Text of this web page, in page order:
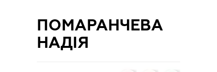
ПОМАРАНЧЕВА
НАДІЯ